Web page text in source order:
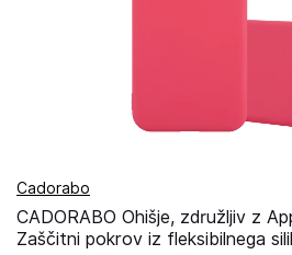
Cadorabo
CADORABO Ohišje, združljiv z
Zaščitni pokrov iz fleksibilnega